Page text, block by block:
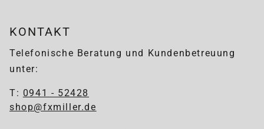
KONTAKT
Telefonische Beratung und Kundenbetreuung
unter:
T: 0941 - 52428
shop@fxmiller.de